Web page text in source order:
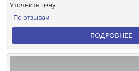
По отзывам
Уточнить цену
ПОДРОБНЕЕ